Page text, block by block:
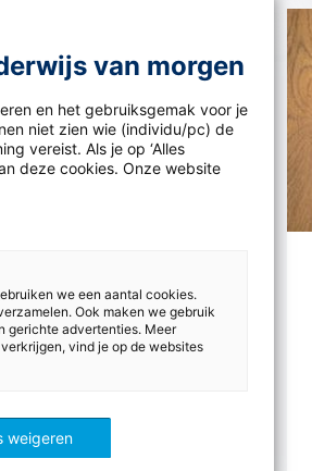
Daarover lees je
in dit artikel. Uit onderzoek
dat 95 […]
LAKS-monitor
en haan als klasgenoot
van deze
monitor 2025 en een haan
klas.
en Mbo
van morgen
en het gebruiksgemak voor je
niet zien wie (individu/pc) de
vereist. Als je op ‘Alles
deze cookies. Onze website
we een aantal cookies.
Ook maken we gebruik
gerichte advertenties. Meer
vind je op de websites
weigeren